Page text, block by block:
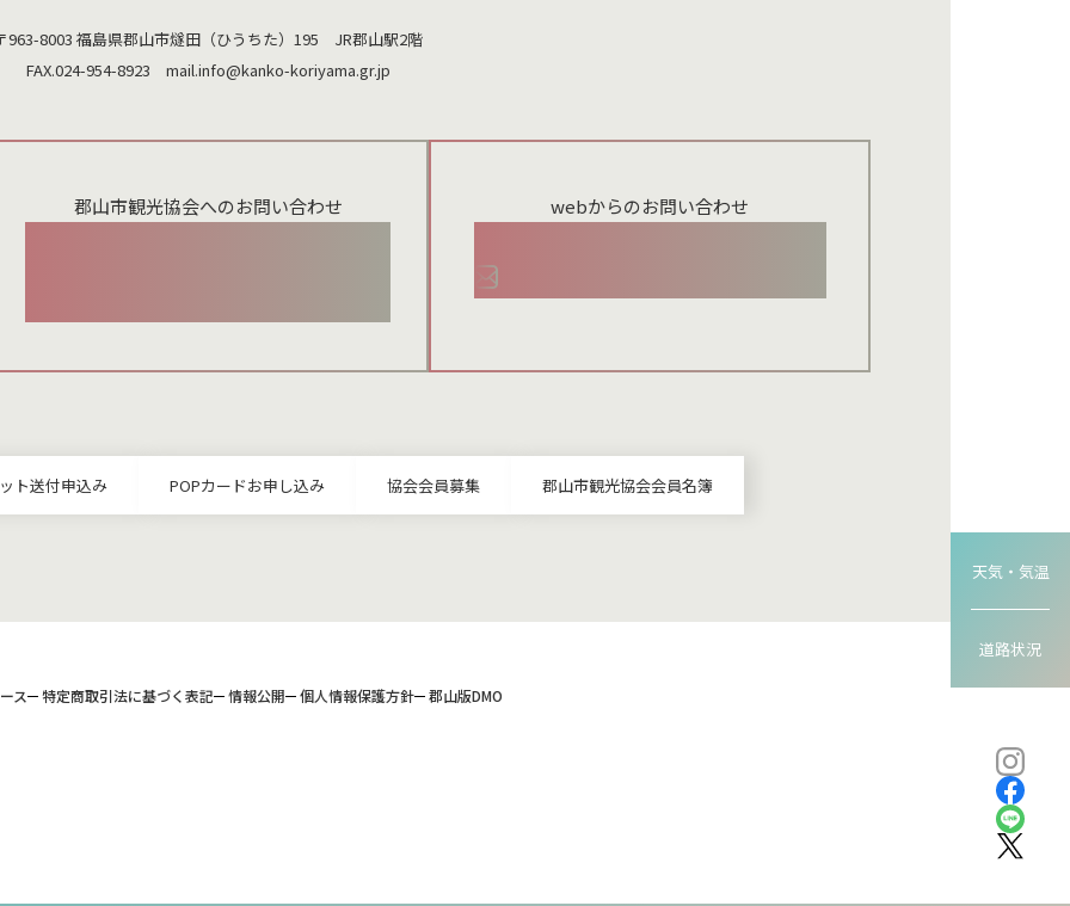
天気・気温
道路状況
963-8003 福島県郡山市燧田（ひうちた）195 JR郡山駅2階
FAX.024-954-8923 mail.info@kanko-koriyama.gr.jp
郡山市観光協会へのお問い合わせ webからのお問い合わせ
ト送付申込み POPカードお申し込み 協会会員募集 郡山市観光協会会員名簿
ス 特定商取引法に基づく表記 情報公開 個人情報保護方針 郡山版DMO